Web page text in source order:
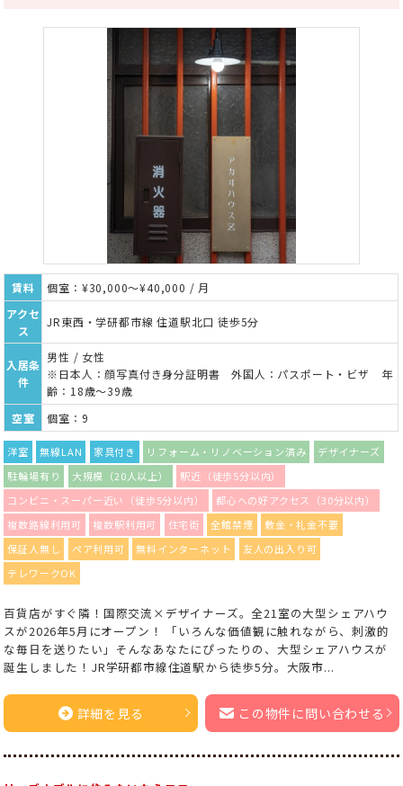
賃料
個室：¥30,000～¥40,000 / 月
アクセ
ス
JR東西・学研都市線 住道駅北口 徒歩5分
入居条
件
男性 / 女性
※日本人：顔写真付き身分証明書 外国人：パスポート・ビザ 年
齢：18歳～39歳
空室
個室：9
洋室 無線LAN 家具付き リフォーム・リノベーション済み
デザイナーズ
駐輪場有り
大規模（20人以上）
駅近（徒歩5分以内）
コンビニ・スーパー近い（徒歩5分以内）
都心への好アクセス（30分以内）
複数路線利用可
複数駅利用可 住宅街 全館禁煙
敷金・礼金不要
保証人無し
ペア利用可 無料インターネット
友人の出入り可
テレワークOK
百貨店がすぐ隣！国際交流×デザイナーズ。全21室の大型シェアハウ
スが2026年5月にオープン！ 「いろんな価値観に触れながら、刺激的
な毎日を送りたい」そんなあなたにぴったりの、大型シェアハウスが
誕生しました！JR学研都市線住道駅から徒歩5分。大阪市...
詳細を見る この物件に問い合わせる